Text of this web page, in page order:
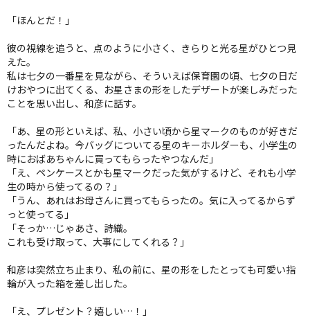
「ほんとだ！」
彼の視線を追うと、点のように小さく、きらりと光る星がひとつ見
えた。
私は七夕の一番星を見ながら、そういえば保育園の頃、七夕の日だ
けおやつに出てくる、お星さまの形をしたデザートが楽しみだった
ことを思い出し、和彦に話す。
「あ、星の形といえば、私、小さい頃から星マークのものが好きだ
ったんだよね。今バッグについてる星のキーホルダーも、小学生の
時におばあちゃんに買ってもらったやつなんだ」
「え、ペンケースとかも星マークだった気がするけど、それも小学
生の時から使ってるの？」
「うん、あれはお母さんに買ってもらったの。気に入ってるからず
っと使ってる」
「そっか…じゃあさ、詩織。
これも受け取って、大事にしてくれる？」
和彦は突然立ち止まり、私の前に、星の形をしたとっても可愛い指
輪が入った箱を差し出した。
「え、プレゼント？嬉しい…！」